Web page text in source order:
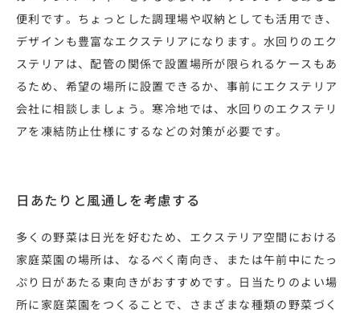
便利です。ちょっとした調理場や収納としても活用でき、
デザインも豊富なエクステリアになります。水回りのエク
ステリアは、配管の関係で設置場所が限られるケースもあ
るため、希望の場所に設置できるか、事前にエクステリア
会社に相談しましょう。寒冷地では、水回りのエクステリ
アを凍結防止仕様にするなどの対策が必要です。
日あたりと風通しを考慮する
多くの野菜は日光を好むため、エクステリア空間における
家庭菜園の場所は、なるべく南向き、または午前中にたっ
ぷり日があたる東向きがおすすめです。日当たりのよい場
所に家庭菜園をつくることで、さまざまな種類の野菜づく